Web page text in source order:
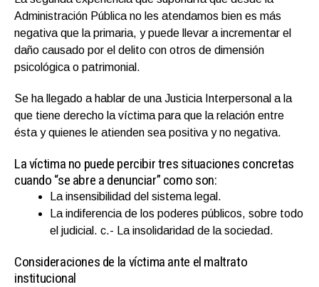
Administración Pública no les atendamos bien es más
negativa que la primaria, y puede llevar a incrementar el
daño causado por el delito con otros de dimensión
psicológica o patrimonial.
Se ha llegado a hablar de una Justicia Interpersonal a la
que tiene derecho la víctima para que la relación entre
ésta y quienes le atienden sea positiva y no negativa.
La víctima no puede percibir tres situaciones concretas
cuando “se abre a denunciar” como son:
La insensibilidad del sistema legal.
La indiferencia de los poderes públicos, sobre todo
el judicial. c.- La insolidaridad de la sociedad.
Consideraciones de la víctima ante el maltrato
institucional